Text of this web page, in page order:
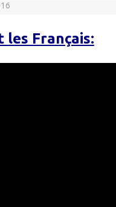
les Français: